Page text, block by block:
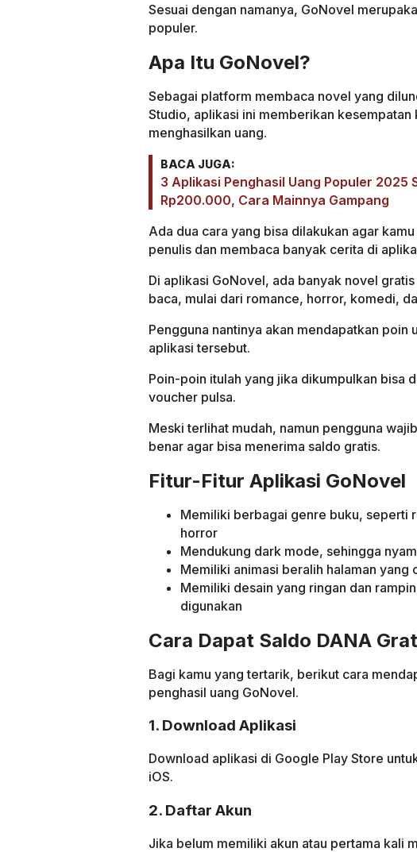
Sesuai dengan namanya, GoNovel
populer.
Apa Itu GoNovel?
Sebagai platform membaca novel yang
Studio, aplikasi ini memberikan
menghasilkan uang.
BACA JUGA:
3 Aplikasi Penghasil Uang Populer 2025
Rp200.000, Cara Mainnya Gampang
Ada dua cara yang bisa dilakukan agar
penulis dan membaca banyak cerita di
Di aplikasi GoNovel, ada banyak novel
baca, mulai dari romance, horror, komedi,
Pengguna nantinya akan mendapatkan
aplikasi tersebut.
Poin-poin itulah yang jika dikumpulkan bisa
voucher pulsa.
Meski terlihat mudah, namun pengguna
benar agar bisa menerima saldo gratis.
Fitur-Fitur Aplikasi GoNovel
Memiliki berbagai genre buku, seperti
horror
Mendukung dark mode, sehingga
Memiliki animasi beralih halaman
Memiliki desain yang ringan dan
digunakan
Cara Dapat Saldo DANA
Bagi kamu yang tertarik, berikut cara
penghasil uang GoNovel.
1. Download Aplikasi
Download aplikasi di Google Play Store
iOS.
2. Daftar Akun
Jika belum memiliki akun atau pertama kali